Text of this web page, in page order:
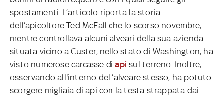
spostamenti. L’articolo riporta la storia
dell’apicoltore Ted McFall che lo scorso novembre,
mentre controllava alcuni alveari della sua azienda
situata vicino a Custer, nello stato di Washington, ha
visto numerose carcasse diapi sul terreno. Inoltre,
osservando all'interno dell’alveare stesso, ha potuto
scorgere migliaia di api con la testa strappata dai